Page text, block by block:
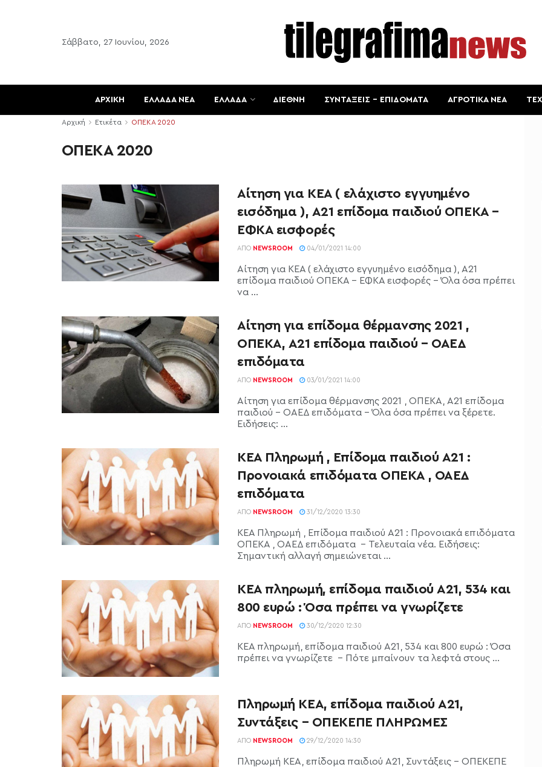
Σάββατο, 27 Ιουνίου, 2026
ΑΡΧΙΚΗ ΕΛΛΑΔΑ ΝΕΑ ΕΛΛΑΔΑ ΔΙΕΘΝΗ ΣΥΝΤΑΞΕΙΣ – ΕΠΙΔΟΜΑΤΑ ΑΓΡΟΤΙΚΑ ΝΕΑ
Αρχική Ετικέτα ΟΠΕΚΑ 2020
ΟΠΕΚΑ 2020
Αίτηση για ΚΕΑ ( ελάχιστο εγγυημένο
εισόδημα ), Α21 επίδομα παιδιού ΟΠΕΚΑ –
ΕΦΚΑ εισφορές
ΑΠΌ NEWSROOM 04/01/2021 14:00
Αίτηση για ΚΕΑ ( ελάχιστο εγγυημένο εισόδημα ), Α21
επίδομα παιδιού ΟΠΕΚΑ - ΕΦΚΑ εισφορές - Όλα όσα πρέπει
να ...
Αίτηση για επίδομα θέρμανσης 2021 ,
ΟΠΕΚΑ, Α21 επίδομα παιδιού – ΟΑΕΔ
επιδόματα
ΑΠΌ NEWSROOM 03/01/2021 14:00
Αίτηση για επίδομα θέρμανσης 2021 , ΟΠΕΚΑ, Α21 επίδομα
παιδιού - ΟΑΕΔ επιδόματα - Όλα όσα πρέπει να ξέρετε.
Ειδήσεις: ...
ΚΕΑ Πληρωμή , Επίδομα παιδιού Α21 :
Προνοιακά επιδόματα ΟΠΕΚΑ , ΟΑΕΔ
επιδόματα
ΑΠΌ NEWSROOM 31/12/2020 13:30
ΚΕΑ Πληρωμή , Επίδομα παιδιού Α21 : Προνοιακά επιδόματα
ΟΠΕΚΑ , ΟΑΕΔ επιδόματα - Τελευταία νέα. Ειδήσεις:
Σημαντική αλλαγή σημειώνεται ...
ΚΕΑ πληρωμή, επίδομα παιδιού Α21, 534 και
800 ευρώ : Όσα πρέπει να γνωρίζετε
ΑΠΌ NEWSROOM 30/12/2020 12:30
ΚΕΑ πληρωμή, επίδομα παιδιού Α21, 534 και 800 ευρώ : Όσα
πρέπει να γνωρίζετε - Πότε μπαίνουν τα λεφτά στους ...
Πληρωμή ΚΕΑ, επίδομα παιδιού Α21,
Συντάξεις – ΟΠΕΚΕΠΕ ΠΛΗΡΩΜΕΣ
ΑΠΌ NEWSROOM 29/12/2020 14:30
Πληρωμή ΚΕΑ, επίδομα παιδιού Α21, Συντάξεις - ΟΠΕΚΕΠΕ